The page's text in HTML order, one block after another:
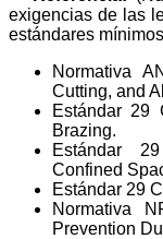
exigencias de las
estándares
Normativa
Cutting, and
Estándar 29
Brazing.
Estándar
Confined
Estándar 29
Normativa
Prevention